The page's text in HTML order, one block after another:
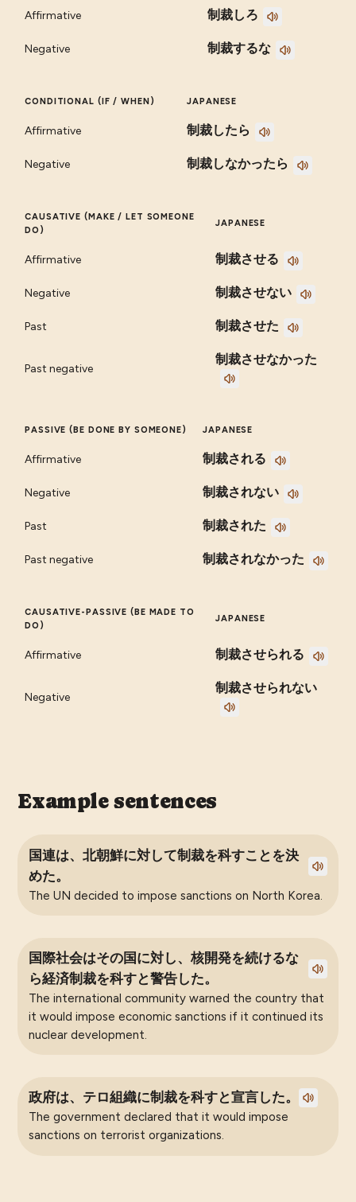
Affirmative 制裁しろ
Negative 制裁するな
CONDITIONAL (IF / WHEN) JAPANESE
Affirmative 制裁したら
Negative 制裁しなかったら
CAUSATIVE (MAKE / LET SOMEONE
DO)
JAPANESE
Affirmative 制裁させる
Negative 制裁させない
Past 制裁させた
Past negative
制裁させなかった
PASSIVE (BE DONE BY SOMEONE) JAPANESE
Affirmative 制裁される
Negative 制裁されない
Past 制裁された
Past negative 制裁されなかった
CAUSATIVE-PASSIVE (BE MADE TO
DO)
JAPANESE
Affirmative 制裁させられる
Negative
制裁させられない
Example sentences
国連は、北朝鮮に対して制裁を科すことを決
めた。
The UN decided to impose sanctions on North Korea.
国際社会はその国に対し、核開発を続けるな
ら経済制裁を科すと警告した。
The international community warned the country that
it would impose economic sanctions if it continued its
nuclear development.
政府は、テロ組織に制裁を科すと宣言した。
The government declared that it would impose
sanctions on terrorist organizations.